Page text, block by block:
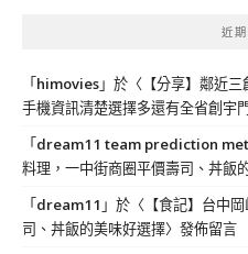
近
「himovies」於〈 【分享】鄰近
手機資訊清楚選擇多還有全省創宇
「dream11 team prediction
料理，一中街商圈平價壽司、丼飯
「dream11 」於〈 【食記】台中
司、丼飯的美味好選擇〉發佈留言